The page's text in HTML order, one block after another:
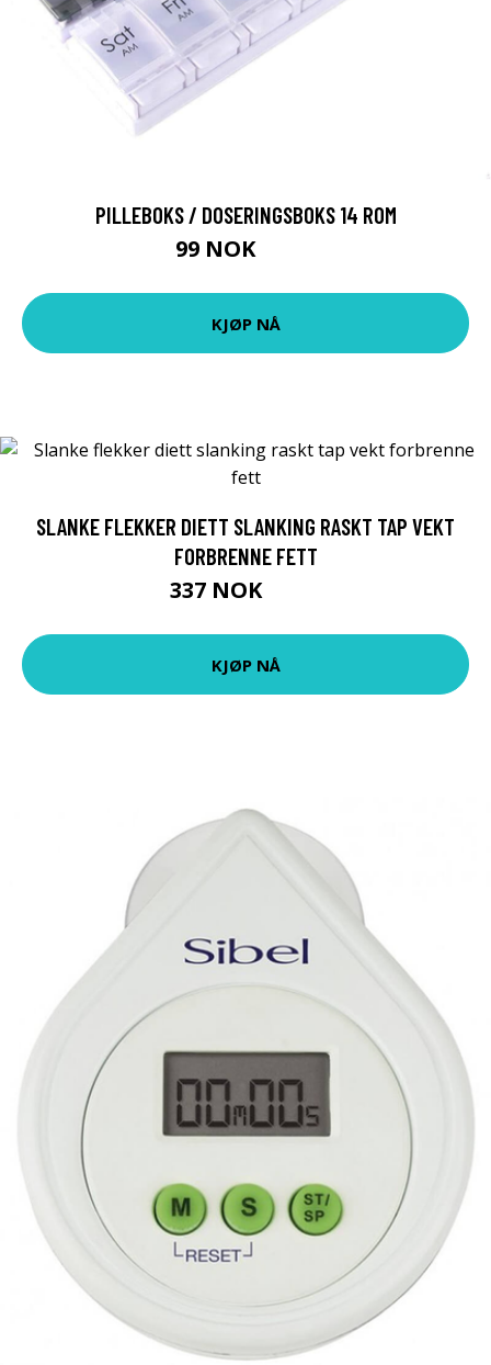
PILLEBOKS / DOSERINGSBOKS 14 ROM
99 NOK
KJØP NÅ
SLANKE FLEKKER DIETT SLANKING RASKT TAP VEKT
FORBRENNE FETT
337 NOK
KJØP NÅ